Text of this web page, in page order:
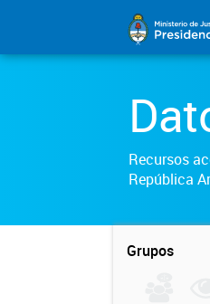
Recursos
República
Grupos